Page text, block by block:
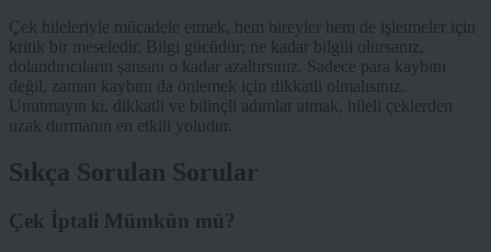
Çek hileleriyle mücadele etmek, hem bireyler hem de işletmeler için
kritik bir meseledir. Bilgi gücüdür; ne kadar bilgili olursanız,
dolandırıcıların şansını o kadar azaltırsınız. Sadece para kaybını
değil, zaman kaybını da önlemek için dikkatli olmalısınız.
Unutmayın ki, dikkatli ve bilinçli adımlar atmak, hileli çeklerden
uzak durmanın en etkili yoludur.
Sıkça Sorulan Sorular
Çek İptali Mümkün mü?